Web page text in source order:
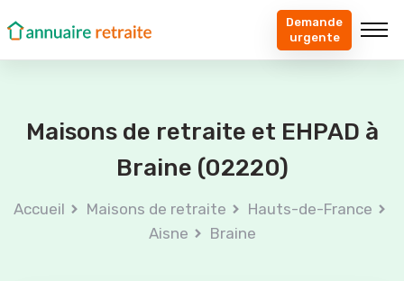
Demande
urgente
Maisons de retraite et EHPAD à
Braine (02220)
Accueil Maisons de retraite
Hauts-de-France
Aisne
Braine